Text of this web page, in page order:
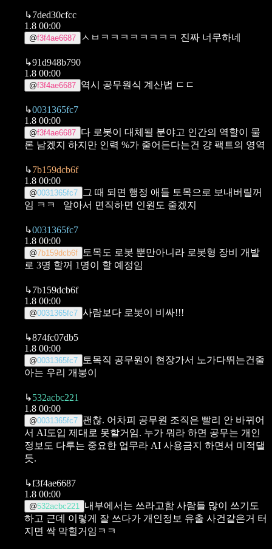
↳7ded30cfcc
1.8 00:00
@f3f4ae6687 ㅅㅂㅋㅋㅋㅋㅋㅋㅋㅋ 진짜 너무하네
↳91d948b790
1.8 00:00
@f3f4ae6687 역시 공무원식 계산법 ㄷㄷ
↳0031365fc7
1.8 00:00
@f3f4ae6687 다 로봇이 대체될 분야고 인간의 역할이 물
론 남겠지 하지만 인력 %가 줄어든다는건 걍 팩트의 영역
↳7b159dcb6f
1.8 00:00
@0031365fc7
그 때 되면 행정 애들 토목으로 보내버릴꺼
임 ㅋㅋ
알아서 면직하면 인원도 줄겠지
↳0031365fc7
1.8 00:00
@7b159dcb6f
토목도 로봇 뿐만아니라 로봇형 장비 개발
로 3명 할꺼 1명이 할 예정임
↳7b159dcb6f
1.8 00:00
@0031365fc7 사람보다 로봇이 비싸!!!
↳874fc07db5
1.8 00:00
@0031365fc7
토목직 공무원이 현장가서 노가다뛰는건줄
아는 우리 개붕이
↳532acbc221
1.8 00:00
@0031365fc7 괜찮. 어차피 공무원 조직은 빨리 안 바뀌어
서 AI도입 제대로 못할거임. 누가 뭐라 하면 공무는 개인
정보도 다루는 중요한 업무라 AI 사용금지 하면서 미적댈
듯.
↳f3f4ae6687
1.8 00:00
@532acbc221
내부에서는 쓰라고함 사람들 많이 쓰기도
하고 근데 이렇게 잘 쓰다가 개인정보 유출 사건같은거 터
지면 싹 막힐거임ㅋㅋ